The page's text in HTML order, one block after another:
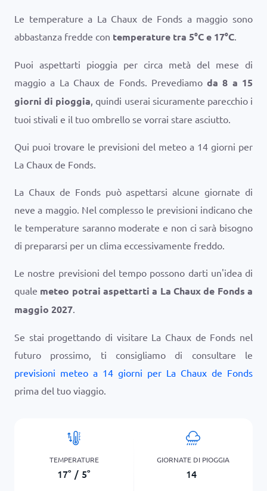
Le temperature a La Chaux de Fonds a maggio sono
abbastanza fredde con temperature tra 5°Ce 17°C.
Puoi aspettarti pioggia per circa metà del mese di
maggio a La Chaux de Fonds. Prevediamoda 8 a 15
giorni di pioggia, quindi userai sicuramente parecchio i
tuoi stivali e il tuo ombrello se vorrai stare asciutto.
Qui puoi trovare le previsioni del meteo a 14 giorni per
La Chaux de Fonds.
La Chaux de Fonds può aspettarsi alcune giornate di
neve a maggio. Nel complesso le previsioni indicano che
le temperature saranno moderate e non ci sarà bisogno
di prepararsi per un clima eccessivamente freddo.
Le nostre previsioni del tempo possono darti un'idea di
quale meteo potrai aspettarti a La Chaux de Fonds a
maggio 2027.
Se stai progettando di visitare La Chaux de Fonds nel
futuro prossimo, ti consigliamo di consultare le
previsioni meteo a 14 giorni per La Chaux de Fonds
prima del tuo viaggio.
TEMPERATURE
17° / 5°
GIORNATE DI PIOGGIA
14